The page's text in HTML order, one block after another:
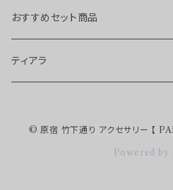
チョーカー
ヘアゴム
ヘアクリップ
ブローチ
キーホルダー
おすすめセット商品
ティアラ
© 原宿 竹下通り アクセサリー 【
Powered by